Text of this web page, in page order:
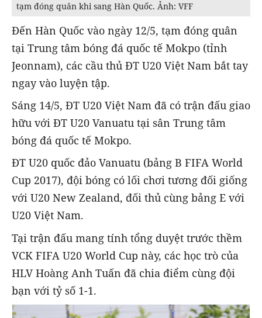
tạm đóng quân khi sang Hàn Quốc. Ảnh: VFF
Đến Hàn Quốc vào ngày 12/5, tạm đóng quân
tại Trung tâm bóng đá quốc tế Mokpo (tỉnh
Jeonnam), các cầu thủ ĐT U20 Việt Nam bắt tay
ngay vào luyện tập.
Sáng 14/5, ĐT U20 Việt Nam đã có trận đấu giao
hữu với ĐT U20 Vanuatu tại sân Trung tâm
bóng đá quốc tế Mokpo.
ĐT U20 quốc đảo Vanuatu (bảng B FIFA World
Cup 2017), đội bóng có lối chơi tương đối giống
với U20 New Zealand, đối thủ cùng bảng E với
U20 Việt Nam.
Tại trận đấu mang tính tổng duyệt trước thềm
VCK FIFA U20 World Cup này, các học trò của
HLV Hoàng Anh Tuấn đã chia điểm cùng đội
bạn với tỷ số 1-1.